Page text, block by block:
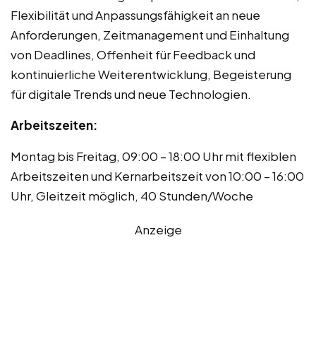
Flexibilität und Anpassungsfähigkeit an neue
Anforderungen, Zeitmanagement und Einhaltung
von Deadlines, Offenheit für Feedback und
kontinuierliche Weiterentwicklung, Begeisterung
für digitale Trends und neue Technologien.
Arbeitszeiten:
Montag bis Freitag, 09:00 – 18:00 Uhr mit flexiblen
Arbeitszeiten und Kernarbeitszeit von 10:00 – 16:00
Uhr, Gleitzeit möglich, 40 Stunden/Woche
Anzeige